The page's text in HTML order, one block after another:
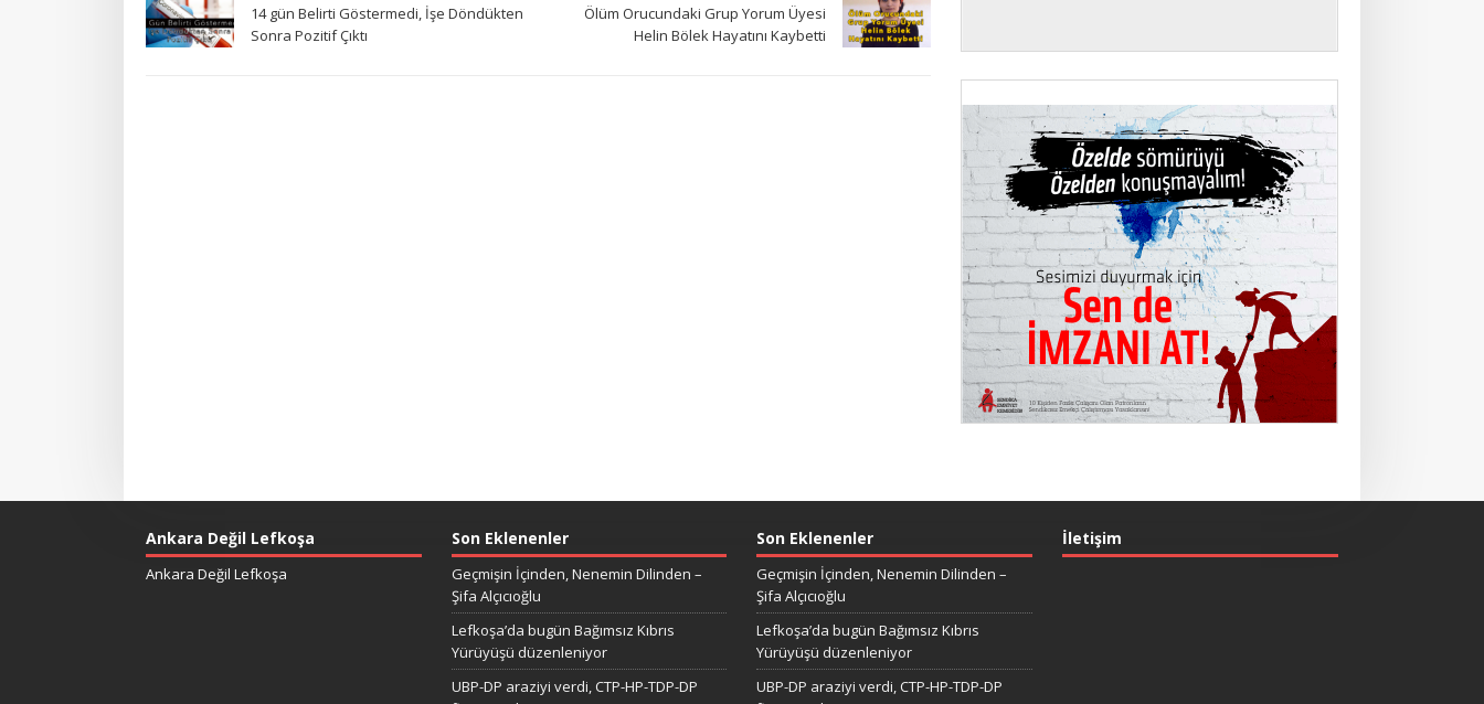
14 gün Belirti Göstermedi, İşe Döndükten
Sonra Pozitif Çıktı
Ölüm Orucundaki Grup Yorum Üyesi
Helin Bölek Hayatını Kaybetti
Ankara Değil Lefkoşa
Ankara Değil Lefkoşa
Son Eklenenler
Geçmişin İçinden, Nenemin Dilinden –
Şifa Alçıcıoğlu
Lefkoşa’da bugün Bağımsız Kıbrıs
Yürüyüşü düzenleniyor
UBP-DP araziyi verdi, CTP-HP-TDP-DP
Son Eklenenler
Geçmişin İçinden, Nenemin Dilinden –
Şifa Alçıcıoğlu
Lefkoşa’da bugün Bağımsız Kıbrıs
Yürüyüşü düzenleniyor
UBP-DP araziyi verdi, CTP-HP-TDP-DP
İletişim